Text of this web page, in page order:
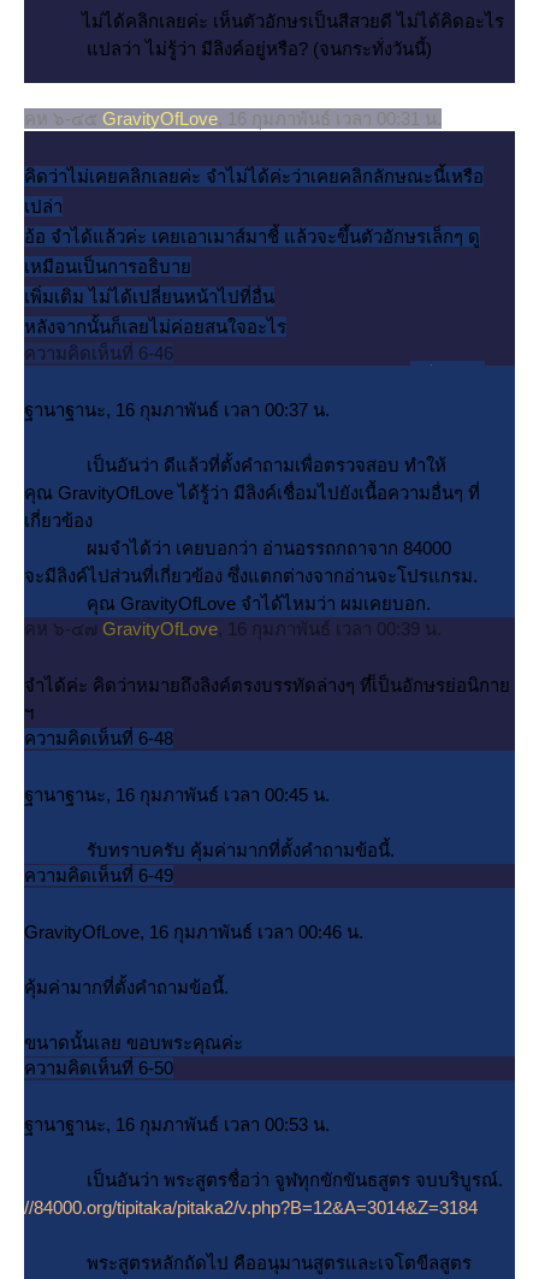
ไม่ได้คลิกเลยค่ะ เห็นตัวอักษรเป็นสีสวยดี ไม่ได้คิดอะไร
ปลว่า ไม่รู้ว่า มีลิงค์อยู่หรือ? (จนกระทั่งวันนี้)
คห ๖-๔๕ GravityOfLove, 16 กุมภาพันธ์ เวลา 00:31 น.
คิดว่าไม่เคยคลิกเลยค่ะ จำไม่ได้ค่ะว่าเคยคลิกลักษณะนี้เหรือ
เปล่า
อ้อ จำได้แล้วค่ะ เคยเอาเมาส์มาชี้ แล้วจะขึ้นตัวอักษรเล็กๆ ดู
เหมือนเป็นการอธิบา
เพิ่มเติม ไม่ได้เปลี่ยนหน้าไปที่อื่น
หลังจากนั้นก็เลยไม่ค่อยสนใจอะไร
ความคิดเห็นที่ 6-46
ฐานาฐานะ, 16 กุมภาพันธ์ เวลา 00:37 น.
เป็นอันว่า ดีแล้วที่ตั้งคำถามเพื่อตรวจสอบ ทำให้
คุณ GravityOfLove ได้รู้ว่า มีลิงค์เชื่อมไปยังเนื้อความอื่นๆ ที่
เกี่ยวข้อง
ผมจำได้ว่า เคยบอกว่า อ่านอรรถกถาจาก 84000
จะมีลิงค์ไปส่วนที่เกี่ยวข้อง ซึ่งแตกต่างจากอ่านจะโปรแกรม.
คุณ GravityOfLove จำได้ไหมว่า ผมเคยบอก.
คห ๖-๔๗ GravityOfLove, 16 กุมภาพันธ์ เวลา 00:39 น.
จำได้ค่ะ คิดว่าหมายถึงลิงค์ตรงบรรทัดล่างๆ ที่เ็ป็นอักษรย่อนิกา
ฯ
ความคิดเห็นที่ 6-48
ฐานาฐานะ, 16 กุมภาพันธ์ เวลา 00:45 น.
รับทราบครับ คุ้มค่ามากที่ตั้งคำถามข้อนี้.
ความคิดเห็นที่ 6-49
GravityOfLove, 16 กุมภาพันธ์ เวลา 00:46 น.
คุ้มค่ามากที่ตั้งคำถามข้อนี้.
ขนาดนั้นเลย ขอบพระคุณค่ะ
ความคิดเห็นที่ 6-50
ฐานาฐานะ, 16 กุมภาพันธ์ เวลา 00:53 น.
เป็นอันว่า พระสูตรชื่อว่า จูฬทุกขักขันธสูตร จบบริบูรณ์.
//84000.org/tipitaka/pitaka2/v.php?B=12&A=3014&Z=3184
พระสูตรหลักถัดไป คืออนุมานสูตรและเจโตขีลสูตร